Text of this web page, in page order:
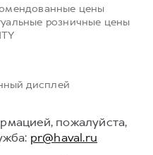
цены
розничные цены
дисплей
пожалуйста,
pr@haval.ru